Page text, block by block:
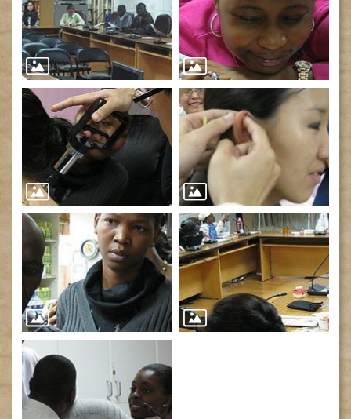
臺
灣
中
醫
國
際
中
心
健
(Health
Management
Center)
醫
療
收